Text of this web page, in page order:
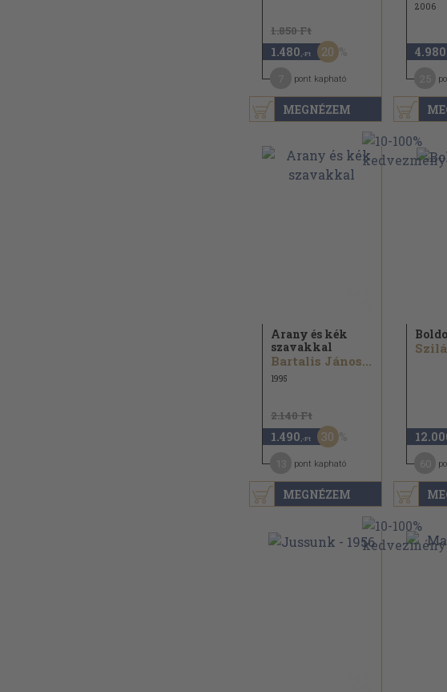
MEGNÉZEM
1.850 Ft
1.480 ,-Ft 20
pont kapható
2006
4.980
MEGNÉZEM
Arany és kék
szavakkal
Bartalis János...
1995
2.140 Ft
1.490 ,-Ft 30
pont kapható